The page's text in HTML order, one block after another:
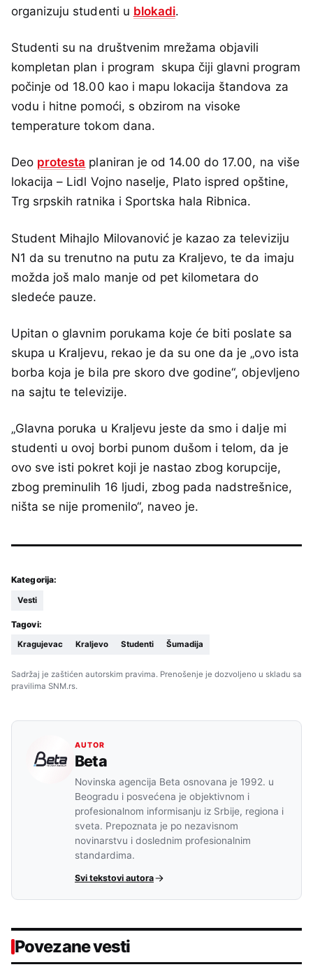
organizuju studenti u blokadi.
Studenti su na društvenim mrežama objavili
kompletan plan i program skupa čiji glavni program
počinje od 18.00 kao i mapu lokacija štandova za
vodu i hitne pomoći, s obzirom na visoke
temperature tokom dana.
Deo protesta planiran je od 14.00 do 17.00, na više
lokacija – Lidl Vojno naselje, Plato ispred opštine,
Trg srpskih ratnika i Sportska hala Ribnica.
Student Mihajlo Milovanović je kazao za televiziju
N1 da su trenutno na putu za Kraljevo, te da imaju
možda još malo manje od pet kilometara do
sledeće pauze.
Upitan o glavnim porukama koje će biti poslate sa
skupa u Kraljevu, rekao je da su one da je „ovo ista
borba koja je bila pre skoro dve godine“, objevljeno
na sajtu te televizije.
„Glavna poruka u Kraljevu jeste da smo i dalje mi
studenti u ovoj borbi punom dušom i telom, da je
ovo sve isti pokret koji je nastao zbog korupcije,
zbog preminulih 16 ljudi, zbog pada nadstrešnice,
ništa se nije promenilo“, naveo je.
Kategorija:
Vesti
Tagovi:
Kragujevac Kraljevo Studenti Šumadija
Sadržaj je zaštićen autorskim pravima. Prenošenje je dozvoljeno u skladu sa
pravilima SNM.rs.
AUTOR
Beta
Novinska agencija Beta osnovana je 1992. u
Beogradu i posvećena je objektivnom i
profesionalnom informisanju iz Srbije, regiona i
sveta. Prepoznata je po nezavisnom
novinarstvu i doslednim profesionalnim
standardima.
Svi tekstovi autora
Povezane vesti